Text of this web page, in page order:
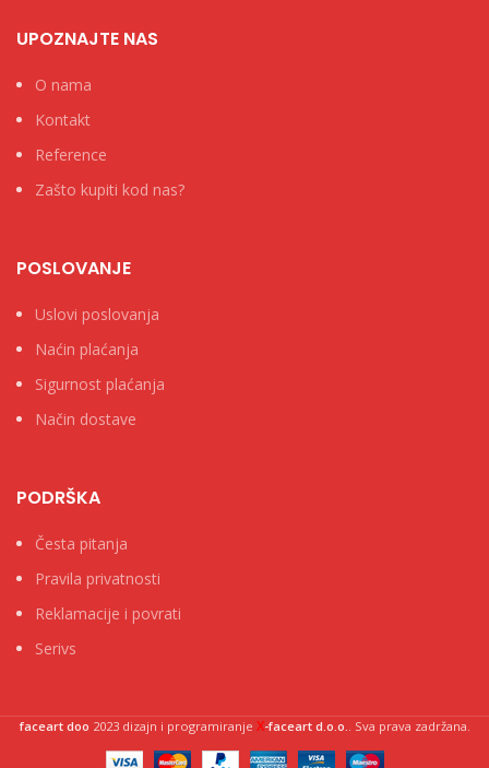
UPOZNAJTE NAS
O nama
Kontakt
Reference
Zašto kupiti kod nas?
POSLOVANJE
Uslovi poslovanja
Naćin plaćanja
Sigurnost plaćanja
Način dostave
PODRŠKA
Česta pitanja
Pravila privatnosti
Reklamacije i povrati
Serivs
faceart doo 2023 dizajn i programiranje X-faceart d.o.o.. Sva prava zadržana.